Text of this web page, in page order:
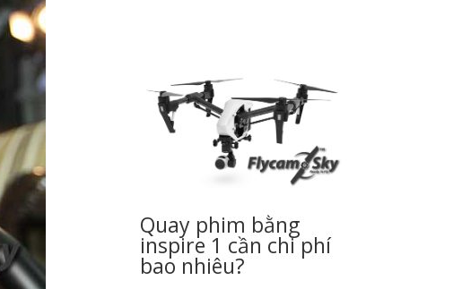
Quay phim bằng
inspire 1 cần chi phí
bao nhiêu?